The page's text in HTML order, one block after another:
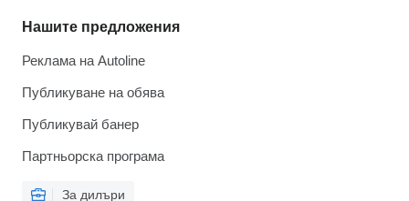
Нашите предложения
Реклама на Autoline
Публикуване на обява
Публикувай банер
Партньорска програма
За дилъри